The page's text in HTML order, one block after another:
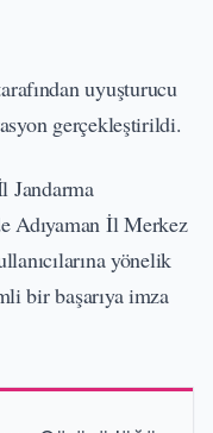
uyuşturucu
gerçekleştirildi.
Jandarma
Adıyaman İl Merkez
yönelik
bir başarıya imza